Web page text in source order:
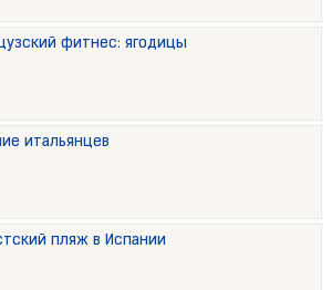
фитнес: ягодицы
итальянцев
пляж в Испании